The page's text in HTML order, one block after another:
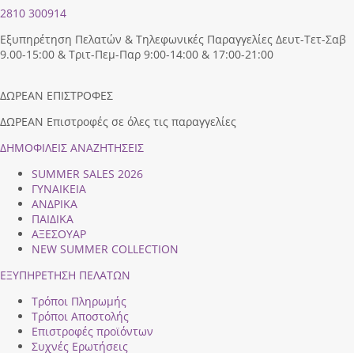
2810 300914
Εξυπηρέτηση Πελατών & Τηλεφωνικές Παραγγελίες Δευτ-Τετ-Σαβ
9.00-15:00 & Τριτ-Πεμ-Παρ 9:00-14:00 & 17:00-21:00
ΔΩΡΕΑΝ ΕΠΙΣΤΡΟΦΕΣ
ΔΩΡΕΑΝ Επιστροφές σε όλες τις παραγγελίες
ΔΗΜΟΦΙΛEIΣ ΑΝΑΖΗΤΗΣΕΙΣ
SUMMER SALES 2026
ΓΥΝΑΙΚΕΙΑ
ΑΝΔΡΙΚΑ
ΠΑΙΔΙΚΑ
ΑΞΕΣΟΥΑΡ
NEW SUMMER COLLECTION
ΕΞΥΠΗΡΕΤΗΣΗ ΠΕΛΑΤΩΝ
Τρόποι Πληρωμής
Τρόποι Αποστολής
Επιστροφές προϊόντων
Συχνές Ερωτήσεις